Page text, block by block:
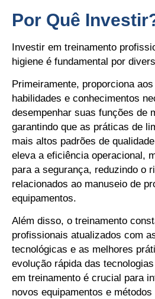
Por Quê
Investir em treinamento
higiene é fundamental por
Primeiramente, proporciona
habilidades e conhecimentos
desempenhar suas funções de
garantindo que as práticas de
mais altos padrões de
eleva a eficiência operacional,
para a segurança, reduzindo o
relacionados ao manuseio de
equipamentos.
Além disso, o treinamento
profissionais atualizados com
tecnológicas e as melhores
evolução rápida das
em treinamento é crucial para
novos equipamentos e